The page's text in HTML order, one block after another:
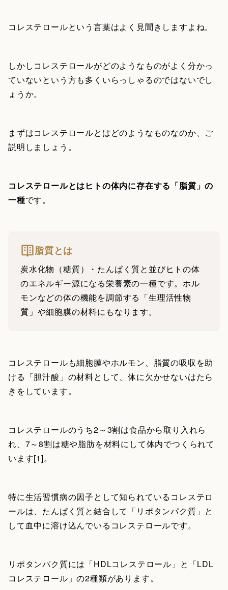
コレステロールという言葉はよく見聞きしますよね。
しかしコレステロールがどのようなものがよく分かっ
ていないという方も多くいらっしゃるのではないでし
ょうか。
まずはコレステロールとはどのようなものなのか、ご
説明しましょう。
コレステロールとはヒトの体内に存在する「脂質」の
一種です。
脂質とは
炭水化物（糖質）・たんぱく質と並びヒトの体
のエネルギー源になる栄養素の一種です。ホル
モンなどの体の機能を調節する「生理活性物
質」や細胞膜の材料にもなります。
コレステロールも細胞膜やホルモン、脂質の吸収を助
ける「胆汁酸」の材料として、体に欠かせないはたら
きをしています。
コレステロールのうち2～3割は食品から取り入れら
れ、7～8割は糖や脂肪を材料にして体内でつくられて
います[1]。
特に生活習慣病の因子として知られているコレステロ
ールは、たんぱく質と結合して「リポタンパク質」と
して血中に溶け込んでいるコレステロールです。
リポタンパク質には「HDLコレステロール」と「LDL
コレステロール」の2種類があります。